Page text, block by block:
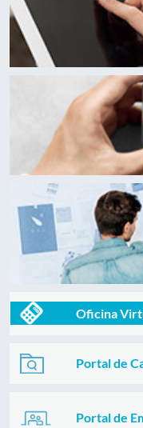
Oficina
Portal de
Portal de